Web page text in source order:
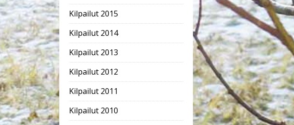
Kilpailut 2015
Kilpailut 2014
Kilpailut 2013
Kilpailut 2012
Kilpailut 2011
Kilpailut 2010